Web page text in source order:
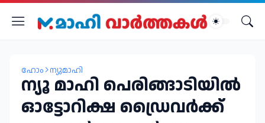
ഹോം ന്യുമാഹി
ന്യൂ മാഹി പെരിങ്ങാടിയില്‍
ഓട്ടോറിക്ഷ ഡ്രൈവര്‍ക്ക്